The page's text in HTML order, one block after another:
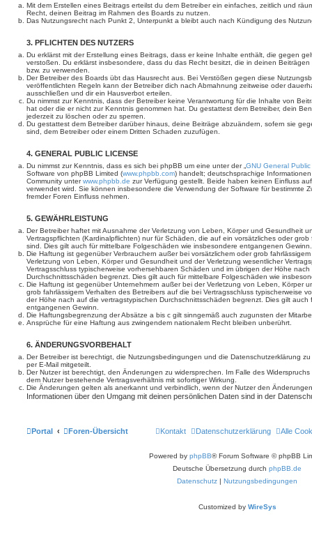
Mit dem Erstellen eines Beitrags erteilst du dem Betreiber ein einfaches, zeitlich und
Recht, deinen Beitrag im Rahmen des Boards zu nutzen.
Das Nutzungsrecht nach Punkt 2, Unterpunkt a bleibt auch nach Kündigung des
3. PFLICHTEN DES NUTZERS
Du erklärst mit der Erstellung eines Beitrags, dass er keine Inhalte enthält, die gegen
verstoßen. Du erklärst insbesondere, dass du das Recht besitzt, die in deinen
bzw. zu verwenden.
Der Betreiber des Boards übt das Hausrecht aus. Bei Verstößen gegen diese
veröffentlichten Regeln kann der Betreiber dich nach Abmahnung zeitweise oder
ausschließen und dir ein Hausverbot erteilen.
Du nimmst zur Kenntnis, dass der Betreiber keine Verantwortung für die Inhalte von
hat oder die er nicht zur Kenntnis genommen hat. Du gestattest dem Betreiber, dein
jederzeit zu löschen oder zu sperren.
Du gestattest dem Betreiber darüber hinaus, deine Beiträge abzuändern, sofern sie
sind, dem Betreiber oder einem Dritten Schaden zuzufügen.
4. GENERAL PUBLIC LICENSE
Du nimmst zur Kenntnis, dass es sich bei phpBB um eine unter der „ GNU General
Software von phpBB Limited (www.phpbb.com) handelt; deutschsprachige
Community unterwww.phpbb.de zur Verfügung gestellt. Beide haben keinen Einfluss
verwendet wird. Sie können insbesondere die Verwendung der Software für bestimmte
fremder Foren Einfluss nehmen.
5. GEWÄHRLEISTUNG
Der Betreiber haftet mit Ausnahme der Verletzung von Leben, Körper und Gesundheit
Vertragspflichten (Kardinalpflichten) nur für Schäden, die auf ein vorsätzliches oder
sind. Dies gilt auch für mittelbare Folgeschäden wie insbesondere entgangenen Gewinn.
Die Haftung ist gegenüber Verbrauchern außer bei vorsätzlichem oder grob
Verletzung von Leben, Körper und Gesundheit und der Verletzung wesentlicher
Vertragsschluss typischerweise vorhersehbaren Schäden und im übrigen der Höhe
Durchschnittsschäden begrenzt. Dies gilt auch für mittelbare Folgeschäden wie
Die Haftung ist gegenüber Unternehmern außer bei der Verletzung von Leben, Körper
grob fahrlässigem Verhalten des Betreibers auf die bei Vertragsschluss typischerweise
der Höhe nach auf die vertragstypischen Durchschnittsschäden begrenzt. Dies gilt
entgangenen Gewinn.
Die Haftungsbegrenzung der Absätze a bis c gilt sinngemäß auch zugunsten der
Ansprüche für eine Haftung aus zwingendem nationalem Recht bleiben unberührt.
6. ÄNDERUNGSVORBEHALT
Der Betreiber ist berechtigt, die Nutzungsbedingungen und die Datenschutzerklärung
per E-Mail mitgeteilt.
Der Nutzer ist berechtigt, den Änderungen zu widersprechen. Im Falle des
dem Nutzer bestehende Vertragsverhältnis mit sofortiger Wirkung.
Die Änderungen gelten als anerkannt und verbindlich, wenn der Nutzer den
Informationen über den Umgang mit deinen persönlichen Daten sind in der
Portal Foren-Übersicht Alle
Datenschutzerklärung
Kontakt
Powered by phpBB® Forum Software © phpBB
Deutsche Übersetzung durch phpBB.de
Datenschutz | Nutzungsbedingungen
Customized by WireSys